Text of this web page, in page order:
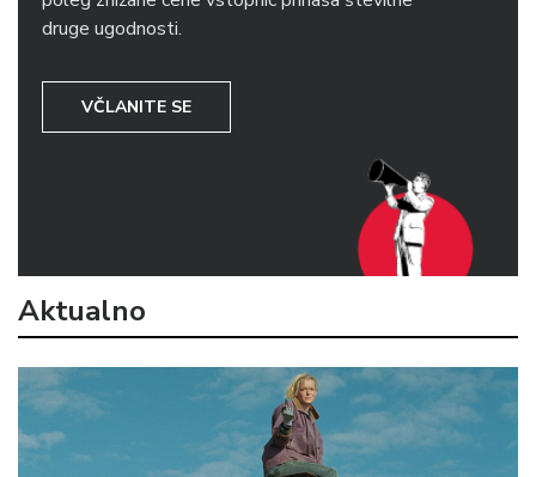
druge ugodnosti.
VČLANITE SE
Aktualno